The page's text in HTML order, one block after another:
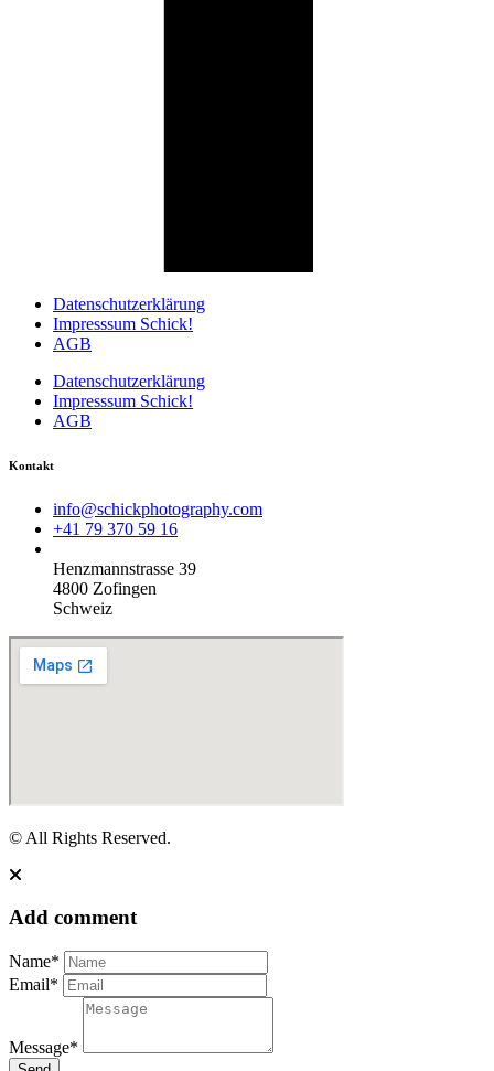
Datenschutzerklärung
Impresssum Schick!
AGB
Datenschutzerklärung
Impresssum Schick!
AGB
Kontakt
info@schickphotography.com
+41 79 370 59 16
Henzmannstrasse 39
4800 Zofingen
Schweiz
© All Rights Reserved.
Add comment
Name*
Email*
Message*